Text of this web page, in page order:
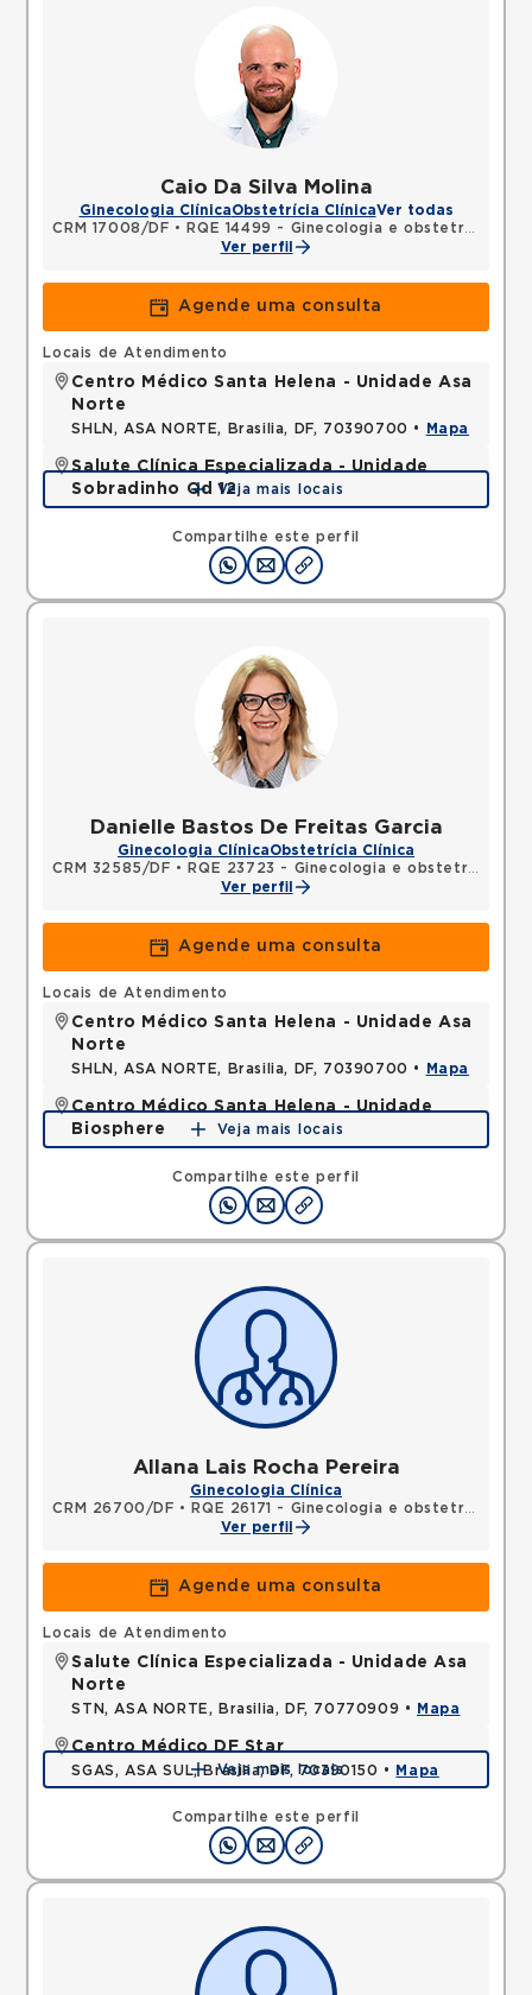
Caio Da Silva Molina
Ginecologia ClínicaObstetrícia ClínicaVer todas
CRM 17008/DF •
RQE 14499 - Ginecologia e obstetrícia
Ver perfil
Agende uma consulta
Compartilhe este perfil
Locais de Atendimento
Centro Médico Santa Helena - Unidade Asa
Norte
SHLN, ASA NORTE, Brasilia, DF, 70390700 • Mapa
Salute Clínica Especializada - Unidade
Sobradinho Qd 12
QUADRA, SOBRADINHO, Brasilia, DF, 73010120 •
Veja mais locais
Danielle Bastos De Freitas Garcia
Ginecologia ClínicaObstetrícia Clínica
CRM 32585/DF •
RQE 23723 - Ginecologia e obstetrícia
Ver perfil
Agende uma consulta
Compartilhe este perfil
Locais de Atendimento
Centro Médico Santa Helena - Unidade Asa
Norte
SHLN, ASA NORTE, Brasilia, DF, 70390700 • Mapa
Centro Médico Santa Helena - Unidade
Biosphere
SHLN, ASA NORTE, Brasilia, DF, 70770560 •Mapa
Veja mais locais
Allana Lais Rocha Pereira
Ginecologia Clínica
CRM 26700/DF •
RQE 26171 - Ginecologia e obstetrícia
Ver perfil
Agende uma consulta
Compartilhe este perfil
Locais de Atendimento
Salute Clínica Especializada - Unidade Asa
Norte
STN, ASA NORTE, Brasilia, DF, 70770909 • Mapa
Centro Médico DF Star
SGAS, ASA SUL, Brasilia, DF, 70390150 • Mapa
Veja mais locais